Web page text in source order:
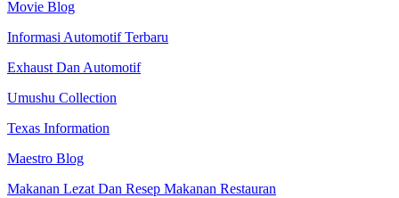
Movie Blog
Informasi Automotif Terbaru
Exhaust Dan Automotif
Umushu Collection
Texas Information
Maestro Blog
Makanan Lezat Dan Resep Makanan Restauran